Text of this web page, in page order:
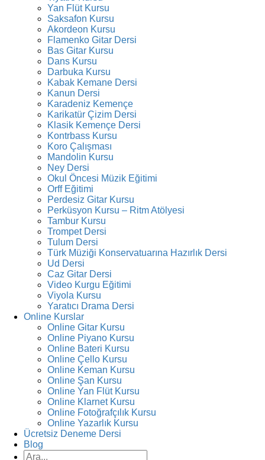
Yan Flüt Kursu
Saksafon Kursu
Akordeon Kursu
Flamenko Gitar Dersi
Bas Gitar Kursu
Dans Kursu
Darbuka Kursu
Kabak Kemane Dersi
Kanun Dersi
Karadeniz Kemençe
Karikatür Çizim Dersi
Klasik Kemençe Dersi
Kontrbass Kursu
Koro Çalışması
Mandolin Kursu
Ney Dersi
Okul Öncesi Müzik Eğitimi
Orff Eğitimi
Perdesiz Gitar Kursu
Perküsyon Kursu – Ritm Atölyesi
Tambur Kursu
Trompet Dersi
Tulum Dersi
Türk Müziği Konservatuarına Hazırlık Dersi
Ud Dersi
Caz Gitar Dersi
Video Kurgu Eğitimi
Viyola Kursu
Yaratıcı Drama Dersi
Online Kurslar
Online Gitar Kursu
Online Piyano Kursu
Online Bateri Kursu
Online Çello Kursu
Online Keman Kursu
Online Şan Kursu
Online Yan Flüt Kursu
Online Klarnet Kursu
Online Fotoğrafçılık Kursu
Online Yazarlık Kursu
Ücretsiz Deneme Dersi
Blog
Ara: